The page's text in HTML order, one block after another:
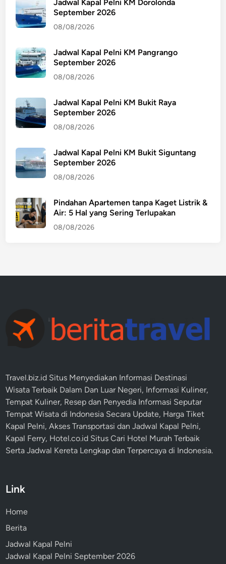
Jadwal Kapal Pelni KM Dorolonda
September 2026
08/08/2026
Jadwal Kapal Pelni KM Pangrango
September 2026
08/08/2026
Jadwal Kapal Pelni KM Bukit Raya
September 2026
08/08/2026
Jadwal Kapal Pelni KM Bukit Siguntang
September 2026
08/08/2026
Pindahan Apartemen tanpa Kaget Listrik &
Air: 5 Hal yang Sering Terlupakan
08/08/2026
Travel.biz.id Situs Menyediakan Informasi Destinasi
Wisata Terbaik Dalam Dan Luar Negeri, Informasi Kuliner,
Tempat Kuliner, Resep dan Penyedia Informasi Seputar
TempatWisata di Indonesia Secara Update, Harga Tiket
Kapal Pelni, Akses Transportasi danJadwal Kapal Pelni,
Kapal Ferry, Hotel.co.id Situs Cari Hotel Murah Terbaik
Serta Jadwal Kereta Lengkap dan Terpercaya di Indonesia.
Link
Home
Berita
Jadwal Kapal Pelni
Jadwal Kapal Pelni September 2026